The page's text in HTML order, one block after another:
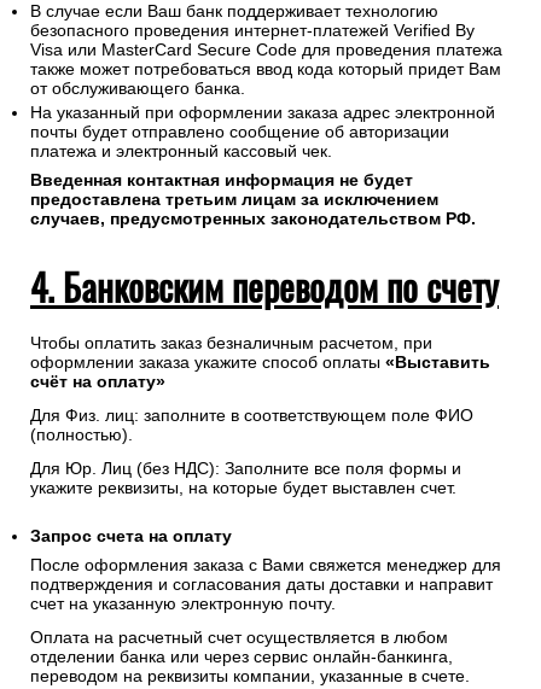
В случае если Ваш банк поддерживает технологию
безопасного проведения интернет-платежей Verified By
Visa или MasterCard Secure Code для проведения платежа
также может потребоваться ввод кода который придет Вам
от обслуживающего банка.
На указанный при оформлении заказа адрес электронной
почты будет отправлено сообщение об авторизации
платежа и электронный кассовый чек.
Введенная контактная информация не будет
предоставлена третьим лицам за исключением
случаев, предусмотренных законодательством РФ.
4. Банковским переводом по счету
Чтобы оплатить заказ безналичным расчетом, при
оформлении заказа укажите способ оплаты «Выставить
счёт на оплату»
Для Физ. лиц: заполните в соответствующем поле ФИО
(полностью).
Для Юр. Лиц (без НДС): Заполните все поля формы и
укажите реквизиты, на которые будет выставлен счет.
Запрос счета на оплату
После оформления заказа с Вами свяжется менеджер для
подтверждения и согласования даты доставки и направит
счет на указанную электронную почту.
Оплата на расчетный счет осуществляется в любом
отделении банка или через сервис онлайн-банкинга,
переводом на реквизиты компании, указанные в счете.